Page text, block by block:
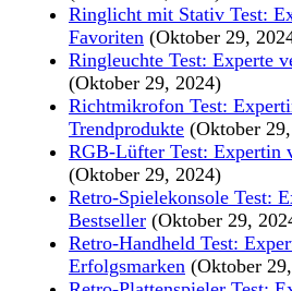
Ringlicht mit Stativ Test:
Favoriten (Oktober 29,
Ringleuchte Test: Experte
(Oktober 29, 2024)
Richtmikrofon Test:
Trendprodukte (Oktober
RGB-Lüfter Test: Expertin
(Oktober 29, 2024)
Retro-Spielekonsole Test:
Bestseller (Oktober 29,
Retro-Handheld Test:
Erfolgsmarken (Oktober